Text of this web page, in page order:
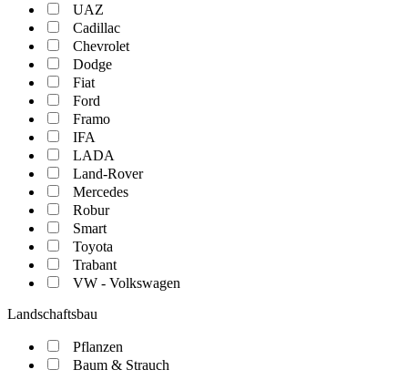
UAZ
Cadillac
Chevrolet
Dodge
Fiat
Ford
Framo
IFA
LADA
Land-Rover
Mercedes
Robur
Smart
Toyota
Trabant
VW - Volkswagen
Landschaftsbau
Pflanzen
Baum & Strauch